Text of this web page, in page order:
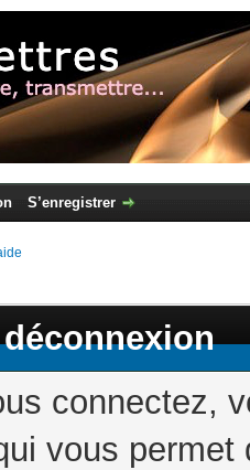
S’enregistrer
connectez,
vous